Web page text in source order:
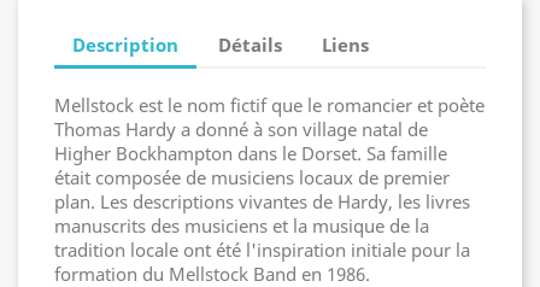
Description Détails Liens
Mellstock est le nom fictif que le romancier et poète
Thomas Hardy a donné à son village natal de
Higher Bockhampton dans le Dorset. Sa famille
était composée de musiciens locaux de premier
plan. Les descriptions vivantes de Hardy, les livres
manuscrits des musiciens et la musique de la
tradition locale ont été l'inspiration initiale pour la
formation du Mellstock Band en 1986.